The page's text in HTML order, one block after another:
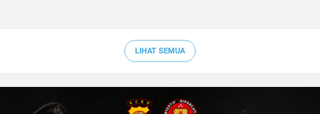
LIHAT SEMUA